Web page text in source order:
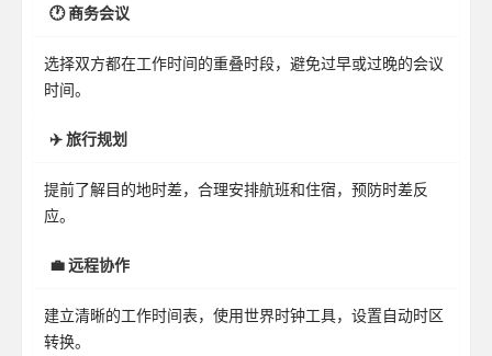
🕐 商务会议
选择双方都在工作时间的重叠时段，避免过早或过晚的会议
时间。
✈️ 旅行规划
提前了解目的地时差，合理安排航班和住宿，预防时差反
应。
💼 远程协作
建立清晰的工作时间表，使用世界时钟工具，设置自动时区
转换。